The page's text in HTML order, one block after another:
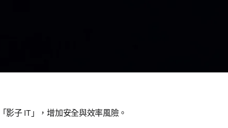
影子 IT」，增加安全與效率風險。